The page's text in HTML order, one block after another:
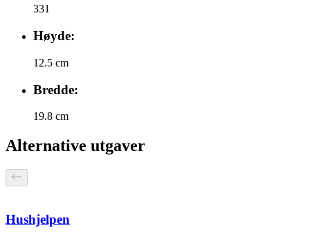
331
Høyde:
12.5 cm
Bredde:
19.8 cm
Alternative utgaver
Hushjelpen